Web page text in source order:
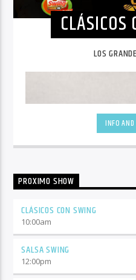
CLÁSICOS
LOS
INFO AND
PROXIMO SHOW
CLÁSICOS CON SWING
10:00am
SALSA SWING
12:00pm